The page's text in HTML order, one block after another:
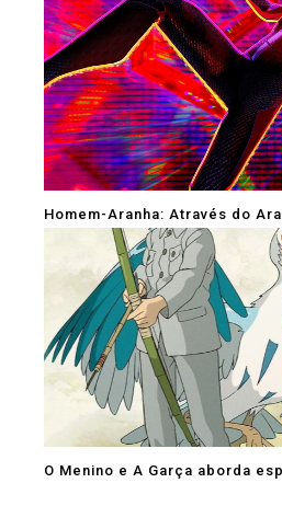
Homem-Aranha: Através do
O Menino e A Garça aborda